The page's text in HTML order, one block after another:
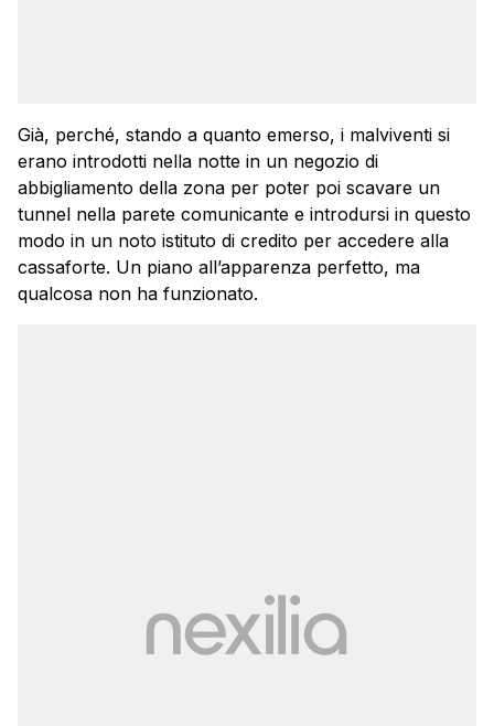
Già, perché, stando a quanto emerso, i malviventi si
erano introdotti nella notte in un negozio di
abbigliamento della zona per poter poi scavare un
tunnel nella parete comunicante e introdursi in questo
modo in un noto istituto di credito per accedere alla
cassaforte. Un piano all’apparenza perfetto, ma
qualcosa non ha funzionato.